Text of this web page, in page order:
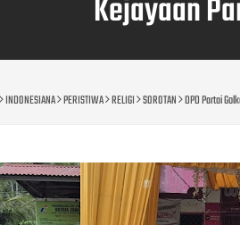
Kejayaan
INDONESIANA PERISTIWA RELIGI SOROTAN DPD Partai